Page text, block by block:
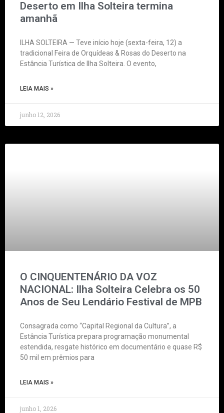
Deserto em Ilha Solteira termina
amanhã
ILHA SOLTEIRA — Teve início hoje (sexta-feira, 12) a
tradicional Feira de Orquídeas & Rosas do Deserto na
Estância Turística de Ilha Solteira. O evento,
LEIA MAIS »
junho 12, 2026
O CINQUENTENÁRIO DA VOZ
NACIONAL: Ilha Solteira Celebra os 50
Anos de Seu Lendário Festival de MPB
Consagrada como “Capital Regional da Cultura”, a
Estância Turística prepara programação monumental
estendida, resgate histórico em documentário e quase R$
50 mil em prêmios para
LEIA MAIS »
junho 1, 2026